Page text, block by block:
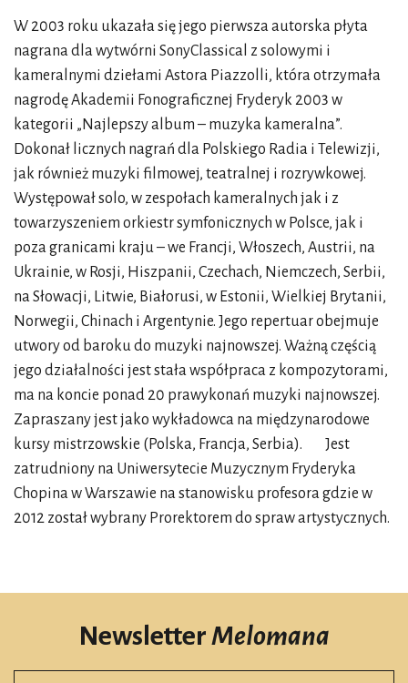
W 2003 roku ukazała się jego pierwsza autorska płyta
nagrana dla wytwórni SonyClassical z solowymi i
kameralnymi dziełami Astora Piazzolli, która otrzymała
nagrodę Akademii Fonograficznej Fryderyk 2003 w
kategorii „Najlepszy album – muzyka kameralna”.
Dokonał licznych nagrań dla Polskiego Radia i Telewizji,
jak również muzyki filmowej, teatralnej i rozrywkowej.
Występował solo, w zespołach kameralnych jak i z
towarzyszeniem orkiestr symfonicznych w Polsce, jak i
poza granicami kraju – we Francji, Włoszech, Austrii, na
Ukrainie, w Rosji, Hiszpanii, Czechach, Niemczech, Serbii,
na Słowacji, Litwie, Białorusi, w Estonii, Wielkiej Brytanii,
Norwegii, Chinach i Argentynie. Jego repertuar obejmuje
utwory od baroku do muzyki najnowszej. Ważną częścią
jego działalności jest stała współpraca z kompozytorami,
ma na koncie ponad 20 prawykonań muzyki najnowszej.
Zapraszany jest jako wykładowca na międzynarodowe
kursy mistrzowskie (Polska, Francja, Serbia). Jest
zatrudniony na Uniwersytecie Muzycznym Fryderyka
Chopina w Warszawie na stanowisku profesora gdzie w
2012 został wybrany Prorektorem do spraw artystycznych.
NewsletterMelomana